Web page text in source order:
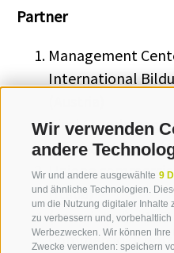
Wir verwenden
andere
Wir und andere ausgewählte 9
und ähnliche Technologien.
um die Nutzung digitaler Inhalte
zu verbessern und, vorbehaltlich
Werbezwecken. Wir können
Zwecke verwenden: speichern
Partner
Management
International
Tirol
Zukunftsstiftung
Unione
(Italia)
(Associated) -
Commercio di